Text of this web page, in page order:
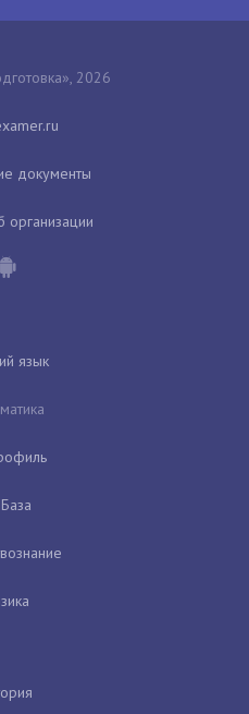
2026
документы
организации
язык
База